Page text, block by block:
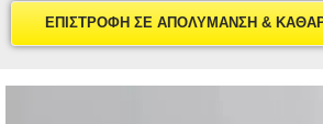
ΕΠΙΣΤΡΟΦΗ ΣΕ ΑΠΟΛΥΜΑΝΣΗ &